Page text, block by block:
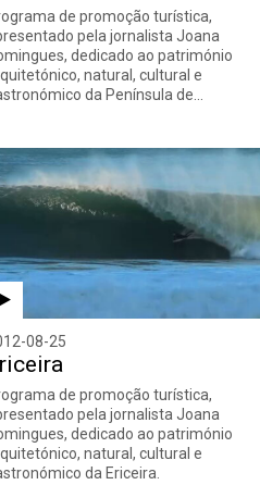
de promoção turística,
pela jornalista Joana
dedicado ao património
natural, cultural e
da Península de…
08-25
de promoção turística,
pela jornalista Joana
dedicado ao património
natural, cultural e
da Ericeira.